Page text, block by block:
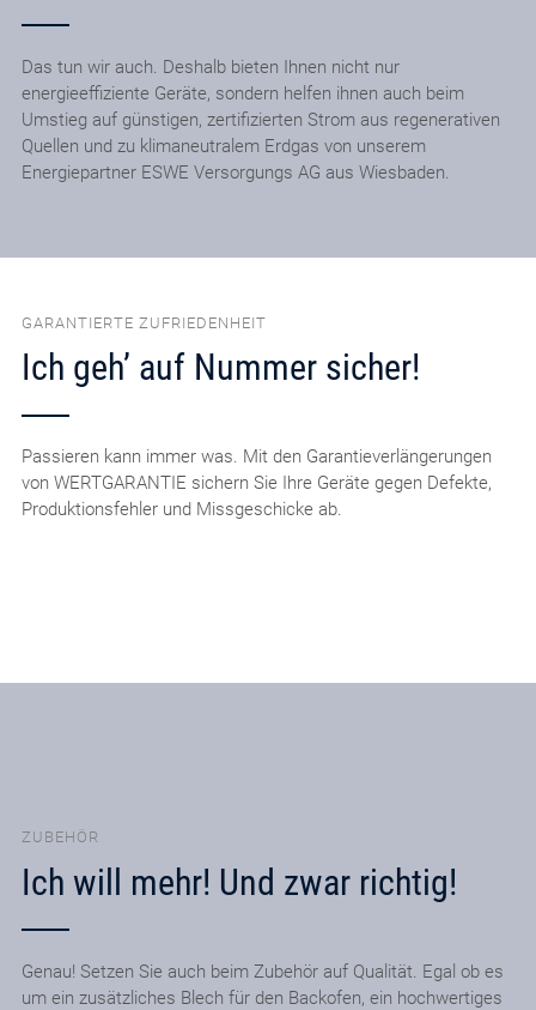
Das tun wir auch. Deshalb bieten Ihnen nicht nur
energieeffiziente Geräte, sondern helfen ihnen auch beim
Umstieg auf günstigen, zertifizierten Strom aus regenerativen
Quellen und zu klimaneutralem Erdgas von unserem
Energiepartner ESWE Versorgungs AG aus Wiesbaden.
GARANTIERTE ZUFRIEDENHEIT
Ich geh’ auf Nummer sicher!
Passieren kann immer was. Mit den Garantieverlängerungen
von WERTGARANTIE sichern Sie Ihre Geräte gegen Defekte,
Produktionsfehler und Missgeschicke ab.
ZUBEHÖR
Ich will mehr! Und zwar richtig!
Genau! Setzen Sie auch beim Zubehör auf Qualität. Egal ob es
um ein zusätzliches Blech für den Backofen, ein hochwertiges